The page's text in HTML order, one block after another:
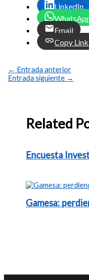
LinkedIn
Email
Copy Link
← Entrada anterior
Entrada siguiente →
Related
Encuesta
Gamesa: